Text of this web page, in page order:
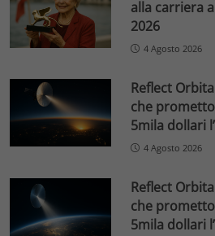
alla carriera
2026
4 Agosto 2026
Reflect
che
5mila dollari
4 Agosto 2026
Reflect
che
5mila dollari